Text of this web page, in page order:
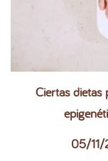
Ciertas dietas
P
05/11/